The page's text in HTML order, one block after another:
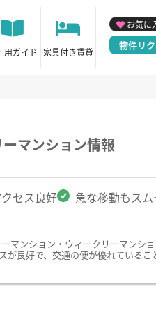
用ガイド 家具付き賃貸
お気に
物件リ
マンション情報
セス良好 急な移動もス
マンション・ウィークリーマンシ
良好で、交通の便が優れているこ